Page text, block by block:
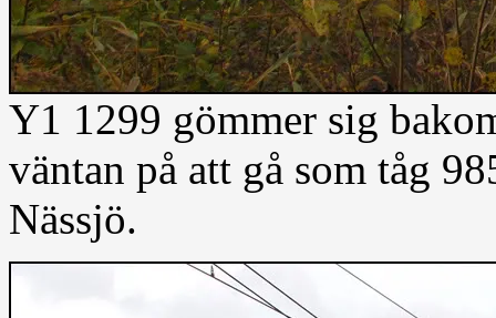
Y1 1299 gömmer sig
väntan på att gå som tåg
Nässjö.